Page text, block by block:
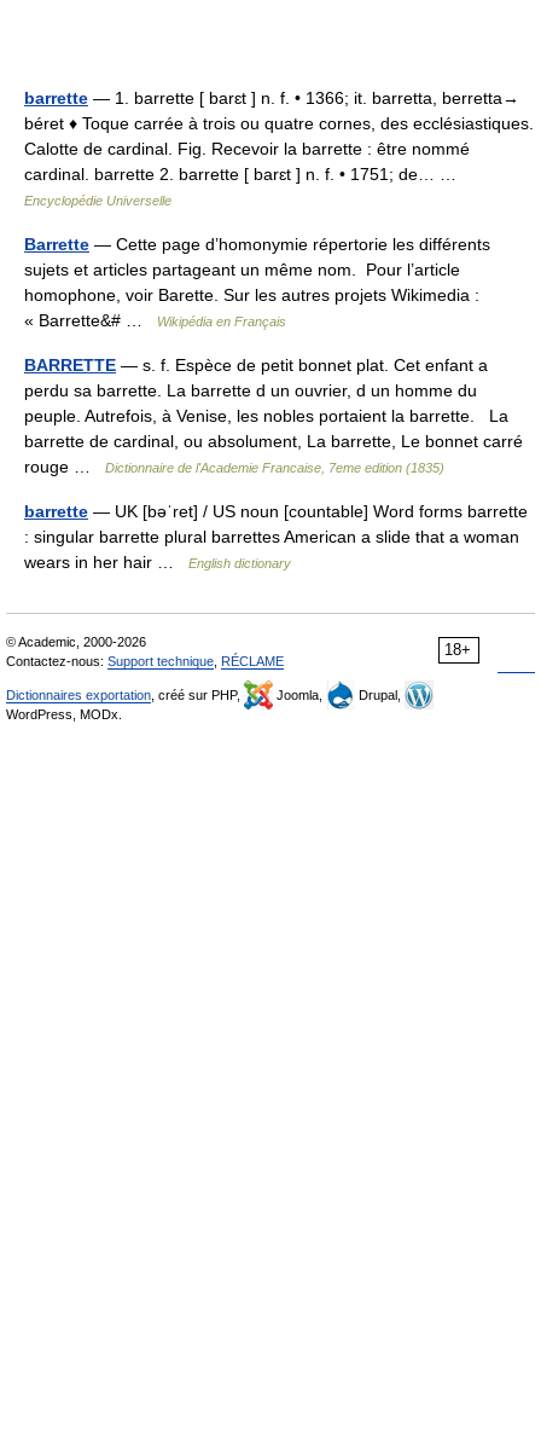
barrette — 1. barrette [ barɛt ] n. f. • 1366; it. barretta, berretta→
béret ♦ Toque carrée à trois ou quatre cornes, des ecclésiastiques.
Calotte de cardinal. Fig. Recevoir la barrette : être nommé
cardinal. barrette 2. barrette [ barɛt ] n. f. • 1751; de… …
Encyclopédie Universelle
Barrette — Cette page d’homonymie répertorie les différents
sujets et articles partageant un même nom. Pour l’article
homophone, voir Barette. Sur les autres projets Wikimedia :
« Barrette&# …
Wikipédia en Français
BARRETTE — s. f. Espèce de petit bonnet plat. Cet enfant a
perdu sa barrette. La barrette d un ouvrier, d un homme du
peuple. Autrefois, à Venise, les nobles portaient la barrette. La
barrette de cardinal, ou absolument, La barrette, Le bonnet carré
rouge …
Dictionnaire de l'Academie Francaise, 7eme edition (1835)
barrette — UK [bəˈret] / US noun [countable] Word forms barrette
: singular barrette plural barrettes American a slide that a woman
wears in her hair …
English dictionary
18+
© Academic, 2000-2026
Contactez-nous: Support technique RÉCLAME
Dictionnaires exportation , créé sur PHP, Joomla,
Drupal,
WordPress, MODx.